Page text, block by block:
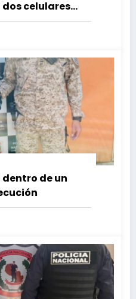
celulares
de un